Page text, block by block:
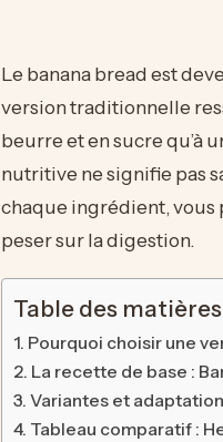
Le banana bread est
version traditionnelle
beurre et en sucre qu’à
nutritive ne signifie pas
chaque ingrédient, vous
peser sur la digestion.
Table des matières
Pourquoi choisir une
La recette de base :
Variantes et
Tableau comparatif :